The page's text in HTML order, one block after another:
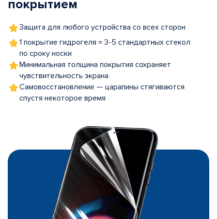
покрытием
Защита для любого устройства со всех сторон
1 покрытие гидрогеля = 3-5 стандартных стекол
по сроку носки
Минимальная толщина покрытия сохраняет
чувствительность экрана
Самовосстановление — царапины стягиваются
спустя некоторое время